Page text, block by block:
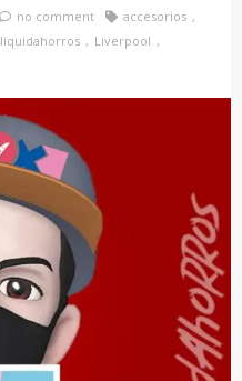
no comment
accesorios
liquidahorros
Liverpool